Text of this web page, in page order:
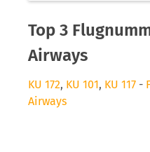
Top 3
Airways
KU 172, KU 101, KU 117 -
Airways